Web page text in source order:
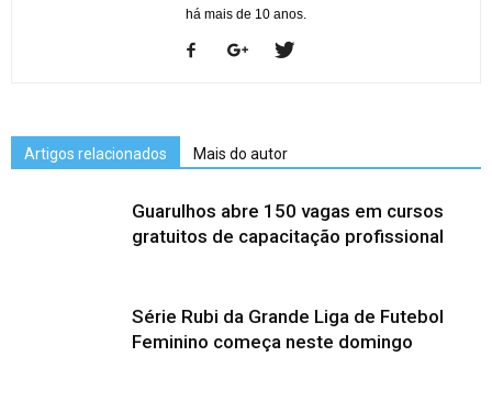
há mais de 10 anos.
Artigos relacionados Mais do autor
Guarulhos abre 150 vagas em cursos
gratuitos de capacitação profissional
Série Rubi da Grande Liga de Futebol
Feminino começa neste domingo